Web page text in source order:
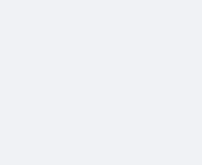
Ancak, kullanım
Kirli filtrelerin